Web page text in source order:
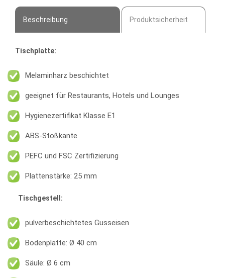
Beschreibung Produktsicherheit
Tischplatte:
Melaminharz beschichtet
geeignet für Restaurants, Hotels und Lounges
Hygienezertifikat Klasse E1
ABS-Stoßkante
PEFC und FSC Zertifizierung
Plattenstärke: 25 mm
Tischgestell:
pulverbeschichtetes Gusseisen
Bodenplatte: Ø 40 cm
Säule: Ø 6 cm